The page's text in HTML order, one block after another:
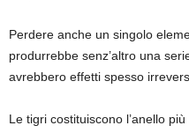
Perdere anche un singolo
produrrebbe senz’altro una
avrebbero effetti spesso
Le tigri costituiscono l’anello